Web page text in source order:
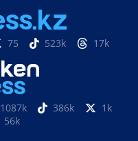
75 523k 17k
1087k 386k
1k
56k